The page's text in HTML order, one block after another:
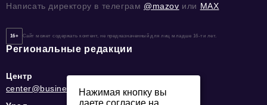
Написать директору в телеграм @mazov или MAX
16+ Сайт может содержать контент, не предназначенный для лиц младше 16-ти лет.
Региональные редакции
Центр
center@business-magazine.online
Нажимая кнопку вы
даете согласие на